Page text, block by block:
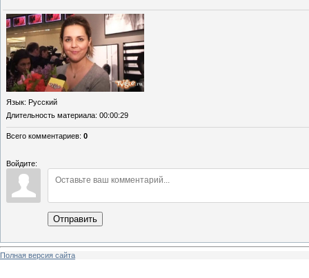
Язык: Русский
Длительность материала: 00:00:29
Всего комментариев: 0
Войдите:
Отправить
Полная версия сайта